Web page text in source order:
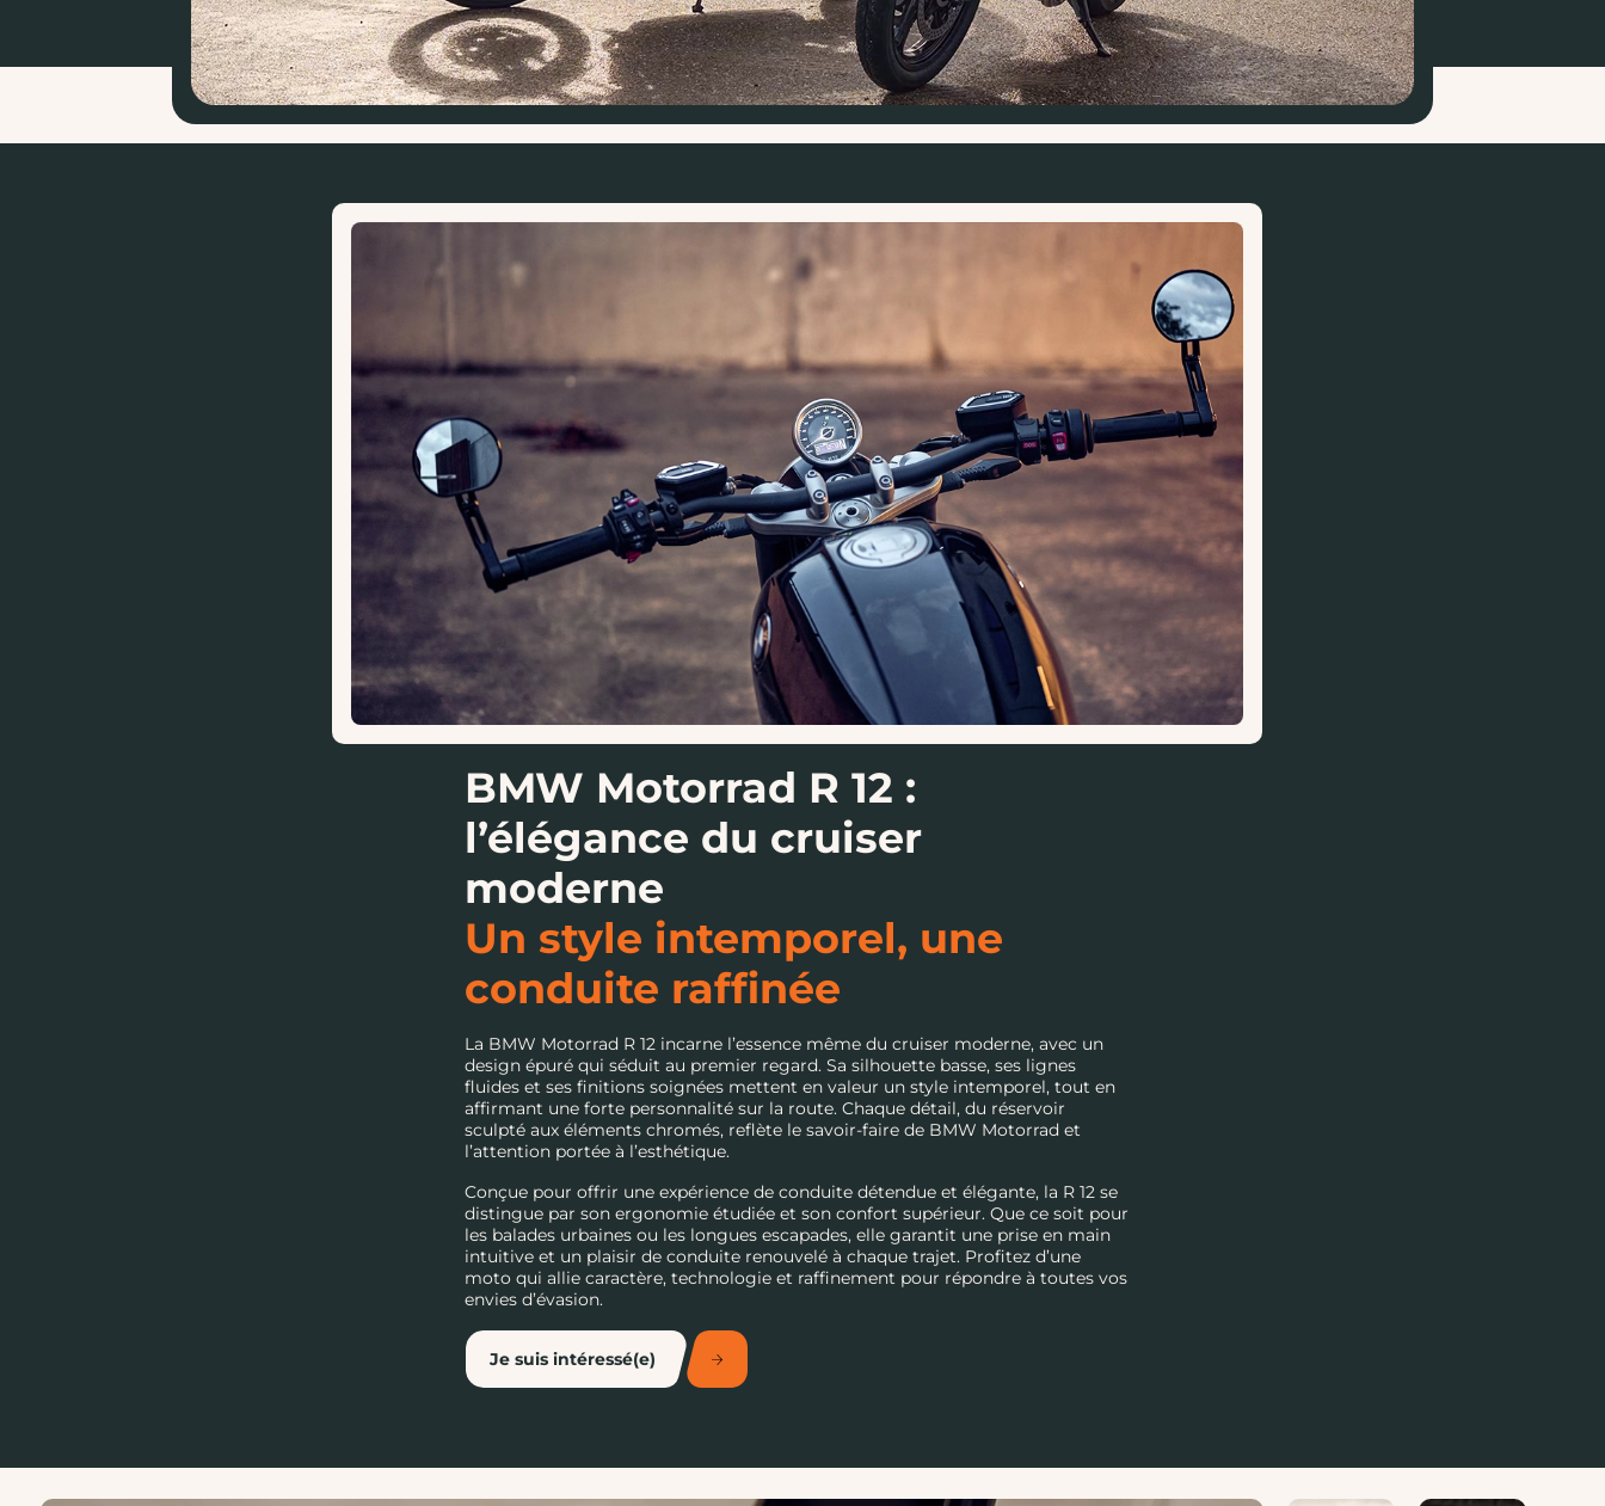
BMW Motorrad R 12 :
l’élégance du cruiser
moderne
Un style intemporel, une
conduite raffinée
La BMW Motorrad R 12 incarne l’essence même du cruiser moderne, avec un
design épuré qui séduit au premier regard. Sa silhouette basse, ses lignes
fluides et ses finitions soignées mettent en valeur un style intemporel, tout en
affirmant une forte personnalité sur la route. Chaque détail, du réservoir
sculpté aux éléments chromés, reflète le savoir-faire de BMW Motorrad et
l’attention portée à l’esthétique.
Conçue pour offrir une expérience de conduite détendue et élégante, la R 12 se
distingue par son ergonomie étudiée et son confort supérieur. Que ce soit pour
les balades urbaines ou les longues escapades, elle garantit une prise en main
intuitive et un plaisir de conduite renouvelé à chaque trajet. Profitez d’une
moto qui allie caractère, technologie et raffinement pour répondre à toutes vos
envies d’évasion.
Je suis intéressé(e)